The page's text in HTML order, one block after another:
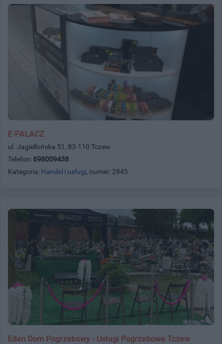
E-PALACZ
ul. Jagiellońska 51, 83-110 Tczew
Telefon: 698009438
Kategoria: Handel i usługi, numer: 2845
Eden Dom Pogrzebowy - Usługi Pogrzebowe Tczew